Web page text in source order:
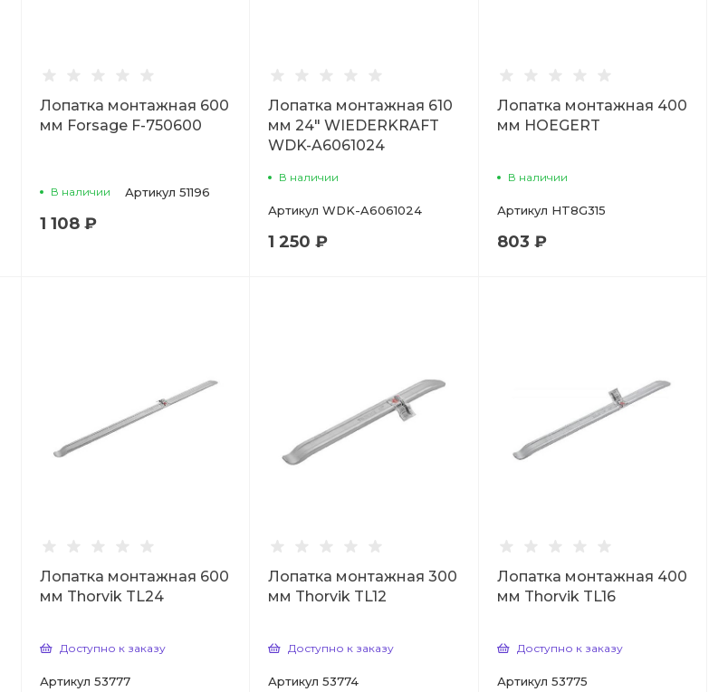
Лопатка монтажная 600
мм Forsage F-750600
В наличии Артикул 51196
1 108 ₽
Лопатка монтажная 610
мм 24" WIEDERKRAFT
WDK-A6061024
В наличии
Артикул WDK-A6061024
1 250 ₽
Лопатка монтажная 400
мм HOEGERT
В наличии
Артикул HT8G315
803 ₽
Лопатка монтажная 600
мм Thorvik TL24
Доступно к заказу
Артикул 53777
Лопатка монтажная 300
мм Thorvik TL12
Доступно к заказу
Артикул 53774
Лопатка монтажная 400
мм Thorvik TL16
Доступно к заказу
Артикул 53775